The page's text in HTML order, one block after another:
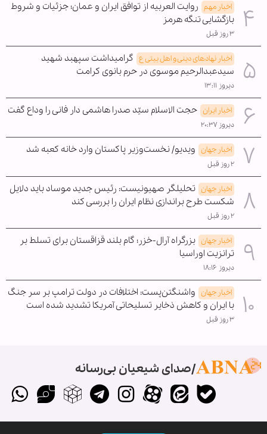
اخبار مهم روایت العربیه از توافق ایران و عمان؛ جزئیات و شروط
بازگشایی تنگه هرمز
۳ روز قبل
اخبار نهادهای دینی و اهل بیتی ع گرامیداشت سپهبد شهید
سیدعبدالرحیم موسوی در حرم بانوی کرامت
دیروز ۱۳:۱۱
اخبار ایران حجت الاسلام سیّد صدرا هاشمی دار فانی را وداع گفت
دیروز ۲۰:۳۷
اخبار جهان ویدیو/ نخست‌وزیر پاکستان وارد خانه کعبه شد
۲ روز قبل
اخبار جهان تحلیلگر صهیونیست: رئیس جدید موساد باید دلایل
شکست طرح براندازی نظام ایران را بررسی کند
۲ روز قبل
اخبار جهان بزرگراه آرال-خزر؛ گام بلند قزاقستان برای تسلط بر
ترانزیت اوراسیا
دیروز ۱۸:۱۶
اخبار جهان واشنگتن‌پست: اختلافات در دولت ترامپ بر سر جنگ
با ایران و کاهش ذخایر تسلیحاتی آمریکا تشدید شده است
۳ روز قبل
صدای شیعیان بی‌رسانه